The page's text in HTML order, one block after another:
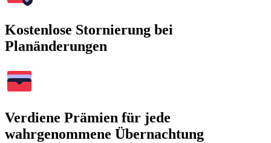
Kostenlose Stornierung bei
Planänderungen
Verdiene Prämien für jede
wahrgenommene Übernachtung